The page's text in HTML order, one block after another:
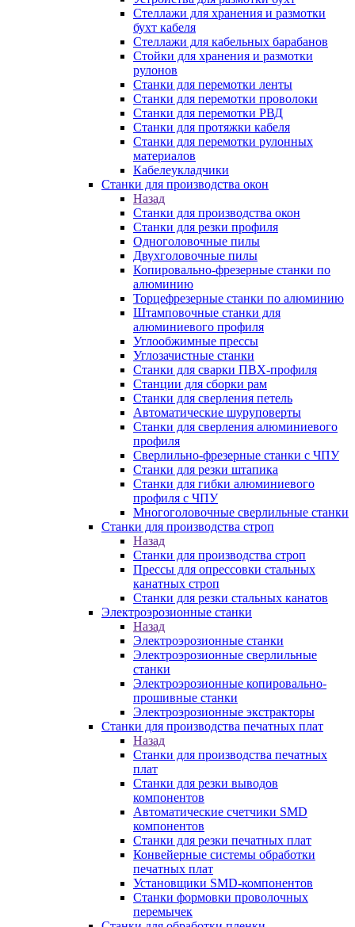
Стеллажи для хранения и размотки
бухт кабеля
Стеллажи для кабельных барабанов
Стойки для хранения и размотки
рулонов
Станки для перемотки ленты
Станки для перемотки проволоки
Станки для перемотки РВД
Станки для протяжки кабеля
Станки для перемотки рулонных
материалов
Кабелеукладчики
Станки для производства окон
Назад
Станки для производства окон
Станки для резки профиля
Одноголовочные пилы
Двухголовочные пилы
Копировально-фрезерные станки по
алюминию
Торцефрезерные станки по алюминию
Штамповочные станки для
алюминиевого профиля
Углообжимные прессы
Углозачистные станки
Станки для сварки ПВХ-профиля
Станции для сборки рам
Станки для сверления петель
Автоматические шуруповерты
Станки для сверления алюминиевого
профиля
Сверлильно-фрезерные станки с ЧПУ
Станки для резки штапика
Станки для гибки алюминиевого
профиля с ЧПУ
Многоголовочные сверлильные станки
Станки для производства строп
Назад
Станки для производства строп
Прессы для опрессовки стальных
канатных строп
Станки для резки стальных канатов
Электроэрозионные станки
Назад
Электроэрозионные станки
Электроэрозионные сверлильные
станки
Электроэрозионные копировально-
прошивные станки
Электроэрозионные экстракторы
Станки для производства печатных плат
Назад
Станки для производства печатных
плат
Станки для резки выводов
компонентов
Автоматические счетчики SMD
компонентов
Станки для резки печатных плат
Конвейерные системы обработки
печатных плат
Установщики SMD-компонентов
Станки формовки проволочных
перемычек